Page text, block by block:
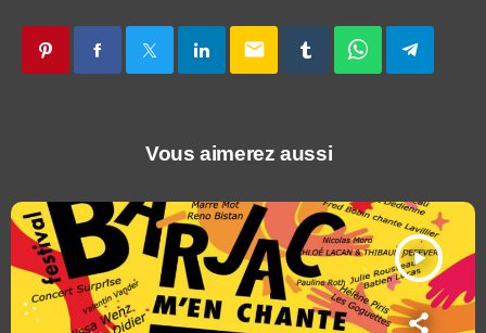
email
Vous aimerez aussi
play_arrow